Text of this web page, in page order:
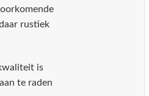
rustiek
is
te raden